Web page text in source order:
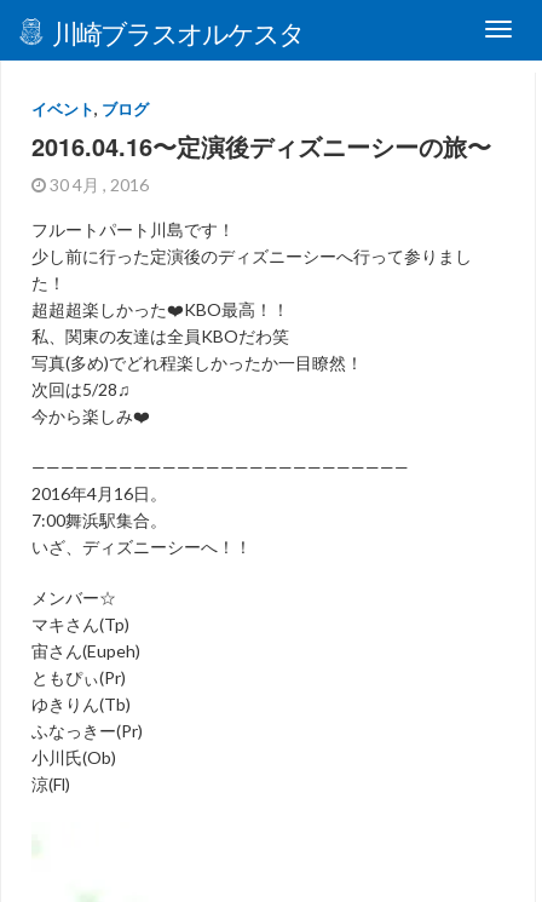
川崎ブラスオルケスタ
イベント, ブログ
2016.04.16〜定演後ディズニーシーの旅〜
30 4月 , 2016
フルートパート川島です！
少し前に行った定演後のディズニーシーへ行って参りまし
た！
超超超楽しかった❤️KBO最高！！
私、関東の友達は全員KBOだわ笑
写真(多め)でどれ程楽しかったか一目瞭然！
次回は5/28♫
今から楽しみ❤️
——————————————————————————
2016年4月16日。
7:00舞浜駅集合。
いざ、ディズニーシーへ！！
メンバー☆
マキさん(Tp)
宙さん(Eupeh)
ともぴぃ(Pr)
ゆきりん(Tb)
ふなっきー(Pr)
小川氏(Ob)
涼(Fl)